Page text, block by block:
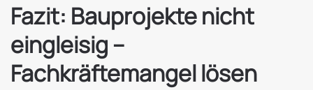
Fazit: Bauprojekte nicht
eingleisig –
Fachkräftemangel lösen